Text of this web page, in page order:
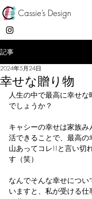
Cassie’s Design
記事
幸せな贈り物
2024年5月24日
人生の中で最高に幸せ
でしょうか？
キャシーの幸せは家族
活できることで、最高の
山あってコレ!!と言い切
す（笑）
なんでそんな幸せについ
いますと、私が受ける仕